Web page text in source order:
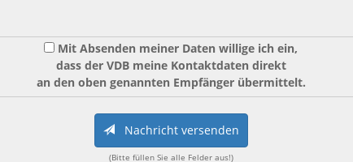
Mit Absenden meiner Daten willige ich ein,
dass der VDB meine Kontaktdaten direkt
an den oben genannten Empfänger übermittelt.
Nachricht versenden
(Bitte füllen Sie alle Felder aus!)